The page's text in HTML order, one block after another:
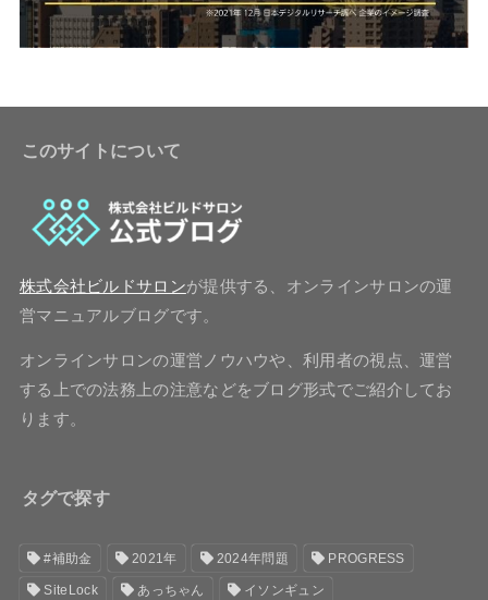
このサイトについて
株式会社ビルドサロンが提供する、オンラインサロンの運
営マニュアルブログです。
オンラインサロンの運営ノウハウや、利用者の視点、運営
する上での法務上の注意などをブログ形式でご紹介してお
ります。
タグで探す
#補助金 2021年 2024年問題 PROGRESS
SiteLock あっちゃん イソンギュン